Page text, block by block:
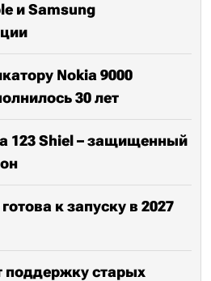
и Samsung
Nokia 9000
30 лет
123 Shiel – защищенный
к запуску в 2027
поддержку старых